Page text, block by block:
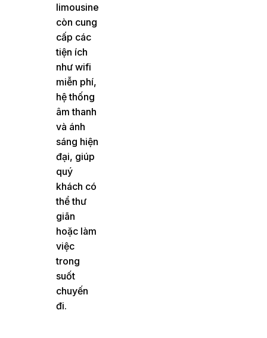
limousine
còn cung
cấp các
tiện ích
như wifi
miễn phí,
hệ thống
âm thanh
và ánh
sáng hiện
đại, giúp
quý
khách có
thể thư
giãn
hoặc làm
việc
trong
suốt
chuyến
đi.